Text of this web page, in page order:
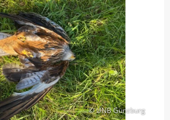
© UNB Günzburg